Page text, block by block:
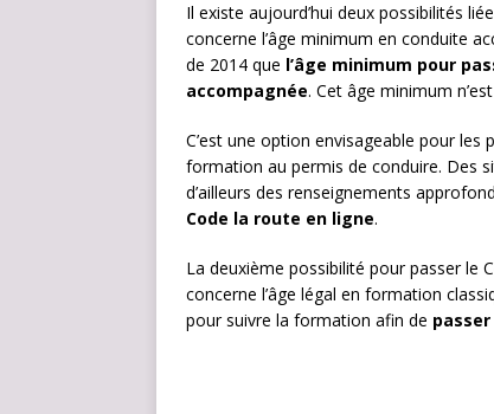
Il existe aujourd’hui deux possibilités
concerne l’âge minimum en conduite
de 2014 que l’âge minimum pour
accompagnée. Cet âge minimum
C’est une option envisageable pour
formation au permis de conduire. Des
d’ailleurs des renseignements
Code la route en ligne.
La deuxième possibilité pour passer le
concerne l’âge légal en formation
pour suivre la formation afin de